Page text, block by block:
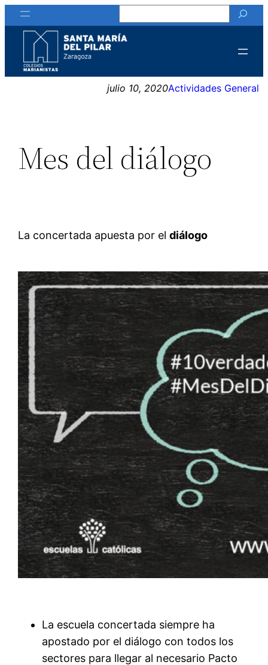
Saltar
al
contenido
julio 10, 2020Actividades General
Mes del diálogo
La concertada apuesta por eldiálogo
La escuela concertada siempre ha
apostado por el diálogo con todos los
sectores para llegar al necesario Pacto